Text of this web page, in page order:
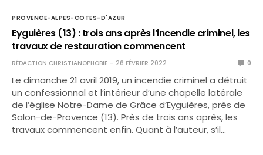
PROVENCE-ALPES-COTES-D'AZUR
Eyguières (13) : trois ans après l’incendie criminel, les
travaux de restauration commencent
RÉDACTION CHRISTIANOPHOBIE 26 FÉVRIER 2022 0
Le dimanche 21 avril 2019, un incendie criminel a détruit
un confessionnal et l’intérieur d’une chapelle latérale
de l’église Notre-Dame de Grâce d’Eyguières, près de
Salon-de-Provence (13). Près de trois ans après, les
travaux commencent enfin. Quant à l’auteur, s’il…